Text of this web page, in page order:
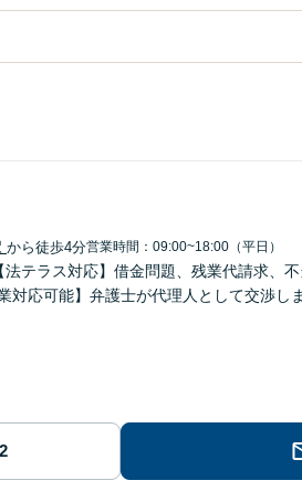
から徒歩4分営業時間：09:00~18:00（平日）
法テラス対応】借金問題、残業代請求、
対応可能】弁護士が代理人として交渉し